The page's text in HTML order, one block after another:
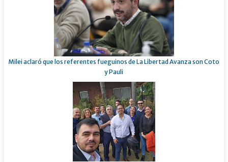
Milei aclaró que los referentes fueguinos de La Libertad Avanza son Coto
y Pauli